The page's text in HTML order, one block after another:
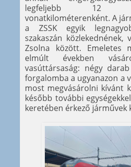
legfeljebb 12
vonatkilométerenként. A
a ZSSK egyik
szakaszán közlekednének,
Zsolna között. Emeletes
elmúlt években
vasúttársaság: négy
forgalomba a ugyanazon a
most megvásárolni kívánt
később további
keretében érkező járművek